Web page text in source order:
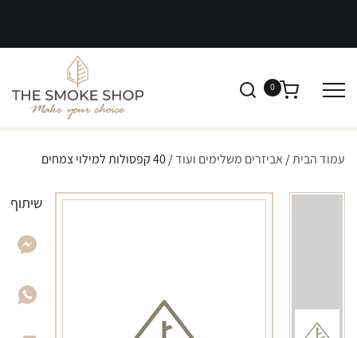
0
עמוד הבית/ אביזרים משלימים ועוד/ 40 קפסולות למילוי צמחים
שיתוף